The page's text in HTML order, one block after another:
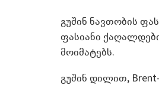
გუშინ ნავთობის
ფასიანი
მოიმატებს.
გუშინ დილით,